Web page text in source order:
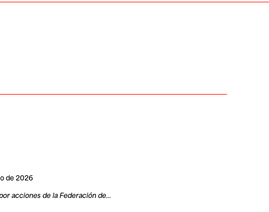
de 2026
acciones de la Federación de…